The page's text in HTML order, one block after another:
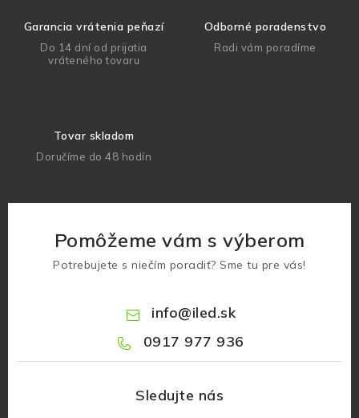
Garancia vrátenia peňazí
Do 14 dní od prijatia
vráteného tovaru
Odborné poradenstvo
Radi vám poradíme
Tovar skladom
Doručíme do 48 hodín
Pomôžeme vám s výberom
Potrebujete s niečím poradiť? Sme tu pre vás!
info@iled.sk
0917 977 936